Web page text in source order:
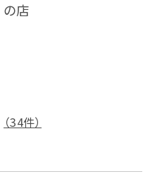
の店
（34件）